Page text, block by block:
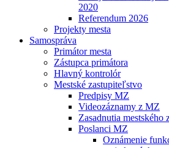
2020
Referendum 2026
Projekty mesta
Samospráva
Primátor mesta
Zástupca primátora
Hlavný kontrolór
Mestské zastupiteľstvo
Predpisy MZ
Videozáznamy z MZ
Zasadnutia mestského
Poslanci MZ
Oznámenie